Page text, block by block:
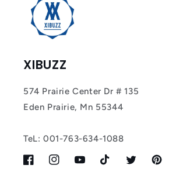
XIBUZZ
574 Prairie Center Dr # 135
Eden Prairie, Mn 55344
TeL: 001-763-634-1088
FacebookInstagramYouTubeTikTok TwitterPinterest